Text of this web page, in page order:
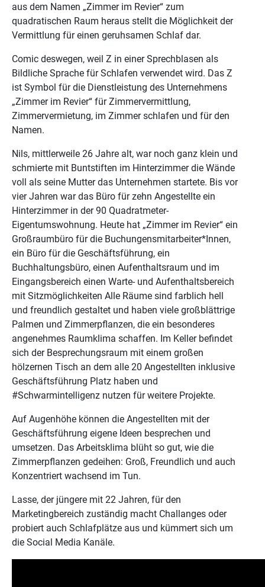
aus dem Namen „Zimmer im Revier“ zum
quadratischen Raum heraus stellt die Möglichkeit der
Vermittlung für einen geruhsamen Schlaf dar.
Comic deswegen, weil Z in einer Sprechblasen als
Bildliche Sprache für Schlafen verwendet wird. Das Z
ist Symbol für die Dienstleistung des Unternehmens
„Zimmer im Revier“ für Zimmervermittlung,
Zimmervermietung, im Zimmer schlafen und für den
Namen.
Nils, mittlerweile 26 Jahre alt, war noch ganz klein und
schmierte mit Buntstiften im Hinterzimmer die Wände
voll als seine Mutter das Unternehmen startete. Bis vor
vier Jahren war das Büro für zehn Angestellte ein
Hinterzimmer in der 90 Quadratmeter-
Eigentumswohnung. Heute hat „Zimmer im Revier“ ein
Großraumbüro für die Buchungensmitarbeiter*Innen,
ein Büro für die Geschäftsführung, ein
Buchhaltungsbüro, einen Aufenthaltsraum und im
Eingangsbereich einen Warte- und Aufenthaltsbereich
mit Sitzmöglichkeiten Alle Räume sind farblich hell
und freundlich gestaltet und haben viele großblättrige
Palmen und Zimmerpflanzen, die ein besonderes
angenehmes Raumklima schaffen. Im Keller befindet
sich der Besprechungsraum mit einem großen
hölzernen Tisch an dem alle 20 Angestellten inklusive
Geschäftsführung Platz haben und
#Schwarmintelligenz nutzen für weitere Projekte.
Auf Augenhöhe können die Angestellten mit der
Geschäftsführung eigene Ideen besprechen und
umsetzen. Das Arbeitsklima blüht so gut, wie die
Zimmerpflanzen gedeihen: Groß, Freundlich und auch
Konzentriert wachsend im Tun.
Lasse, der jüngere mit 22 Jahren, für den
Marketingbereich zuständig macht Challanges oder
probiert auch Schlafplätze aus und kümmert sich um
die Social Media Kanäle.